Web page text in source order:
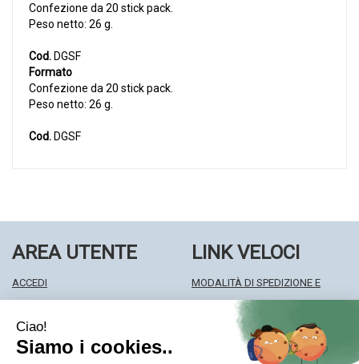
Confezione da 20 stick pack.
Peso netto: 26 g.
Cod. DGSF
Formato
Confezione da 20 stick pack.
Peso netto: 26 g.
Cod. DGSF
AREA UTENTE
ACCEDI
WISHLIST
ISCRIZIONE ALLA NEWSLETTER
LINK VELOCI
MODALITÀ DI SPEDIZIONE E
MODALITÀ DI PAGAMENTO
INFORMATIVA PRIVACY